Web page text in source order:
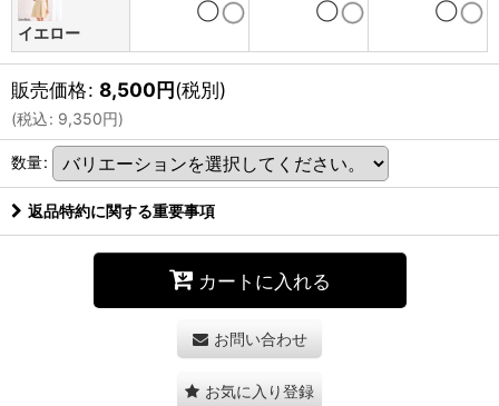
イエロー
◯ ◯ ◯
販売価格: 8,500円(税別)
(税込: 9,350円)
数量:
返品特約に関する重要事項
カートに入れる
お問い合わせ
お気に入り登録